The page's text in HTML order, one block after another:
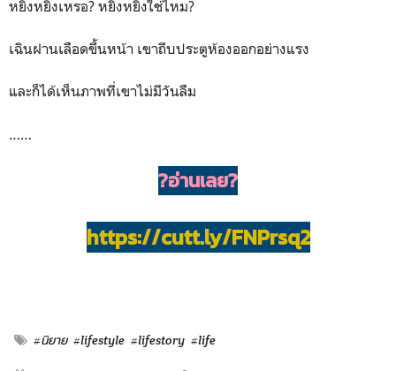
หยิงหยิงเหรอ? หยิงหยิงใช่ไหม?
เฉินฝานเลือดขึ้นหน้า เขาถีบประตูห้องออกอย่างแรง
และก็ได้เห็นภาพที่เขาไม่มีวันลืม
……
?อ่านเลย?
https://cutt.ly/FNPrsq2
#นิยาย #lifestyle #lifestory #life